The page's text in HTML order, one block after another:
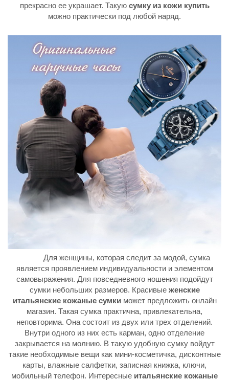
прекрасно ее украшает. Такую сумку из кожи купить
можно практически под любой наряд.
Для женщины, которая следит за модой, сумка
является проявлением индивидуальности и элементом
самовыражения. Для повседневного ношения подойдут
сумки небольших размеров. Красивые женские
итальянские кожаные сумкиможет предложить онлайн
магазин. Такая сумка практична, привлекательна,
неповторима. Она состоит из двух или трех отделений.
Внутри одного из них есть карман, одно отделение
закрывается на молнию. В такую удобную сумку войдут
такие необходимые вещи как мини-косметичка, дисконтные
карты, влажные салфетки, записная книжка, ключи,
мобильный телефон. Интересные итальянские кожаные